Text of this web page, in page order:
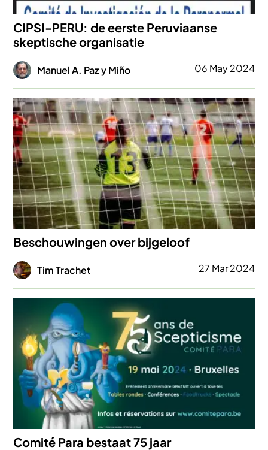
CIPSI-PERU: de eerste Peruviaanse
skeptische organisatie
Afbeelding
Manuel A. Paz y Miño 06 May 2024
Afbeelding
Beschouwingen over bijgeloof
Afbeelding
Tim Trachet 27 Mar 2024
Afbeelding
Comité Para bestaat 75 jaar